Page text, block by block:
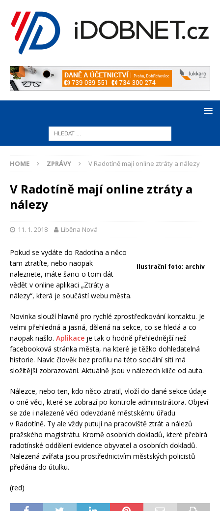
HOME ZPRÁVY V Radotíně mají online ztráty a nálezy
V Radotíně mají online ztráty a
nálezy
11. 1. 2018 Liběna Nová
Ilustrační foto: archiv
Pokud se vydáte do Radotína a něco
tam ztratíte, nebo naopak
naleznete, máte šanci o tom dát
vědět v online aplikaci „Ztráty a
nálezy“, která je součástí webu města.
Novinka slouží hlavně pro rychlé zprostředkování kontaktu. Je
velmi přehledná a jasná, dělená na sekce, co se hledá a co
naopak našlo. Aplikace je tak o hodně přehlednější než
facebooková stránka města, na které je těžko dohledatelná
historie. Navíc člověk bez profilu na této sociální síti má
složitější zobrazování. Aktuálně jsou v nálezech klíče od auta.
Nálezce, nebo ten, kdo něco ztratil, vloží do dané sekce údaje
o oné věci, které se zobrazí po kontrole administrátora. Objeví
se zde i nalezené věci odevzdané městskému úřadu
v Radotíně. Ty ale vždy putují na pracoviště ztrát a nálezů
pražského magistrátu. Kromě osobních dokladů, které přebírá
radotínské oddělení evidence obyvatel a osobních dokladů.
Nalezená zvířata jsou prostřednictvím městských policistů
předána do útulku.
(red)